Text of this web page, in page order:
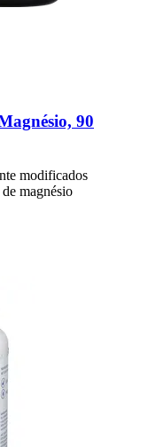
90
modificados
magnésio